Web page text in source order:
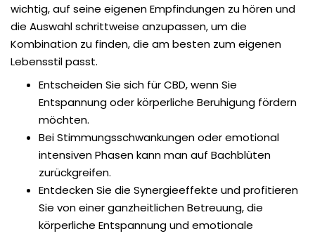
wichtig, auf seine eigenen Empfindungen zu hören und
die Auswahl schrittweise anzupassen, um die
Kombination zu finden, die am besten zum eigenen
Lebensstil passt.
Entscheiden Sie sich für CBD, wenn Sie
Entspannung oder körperliche Beruhigung fördern
möchten.
Bei Stimmungsschwankungen oder emotional
intensiven Phasen kann man auf Bachblüten
zurückgreifen.
Entdecken Sie die Synergieeffekte und profitieren
Sie von einer ganzheitlichen Betreuung, die
körperliche Entspannung und emotionale